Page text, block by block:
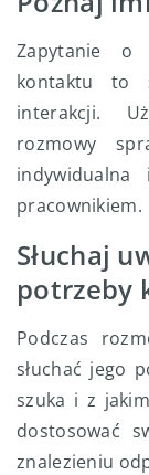
Zapytanie o
kontaktu to
interakcji.
rozmowy
pracownikiem.
Słuchaj
potrzeby
Podczas
słuchać jego
szuka i z
dostosować
znalezieniu